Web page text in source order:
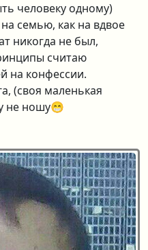
человеку одному)
семью, как на вдвое
никогда не был,
считаю
на конфессии.
(своя маленькая
не ношу😁